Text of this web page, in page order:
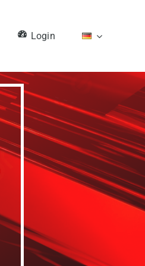
Login